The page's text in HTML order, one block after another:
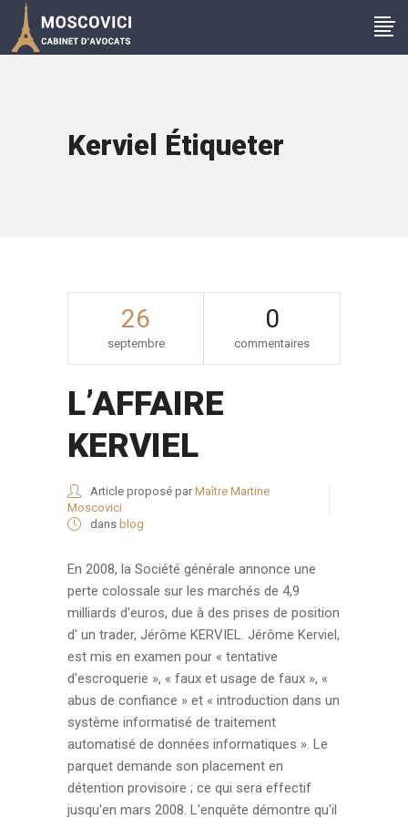
Kerviel Étiqueter
26
septembre
0
commentaires
L’AFFAIRE
KERVIEL
Article proposé par Maître Martine
Moscovici
dans blog
En 2008, la Société générale annonce une
perte colossale sur les marchés de 4,9
milliards d'euros, due à des prises de position
d' un trader, Jérôme KERVIEL. Jérôme Kerviel,
est mis en examen pour « tentative
d'escroquerie », « faux et usage de faux », «
abus de confiance » et « introduction dans un
système informatisé de traitement
automatisé de données informatiques ». Le
parquet demande son placement en
détention provisoire ; ce qui sera effectif
jusqu'en mars 2008. L'enquête démontre qu'il